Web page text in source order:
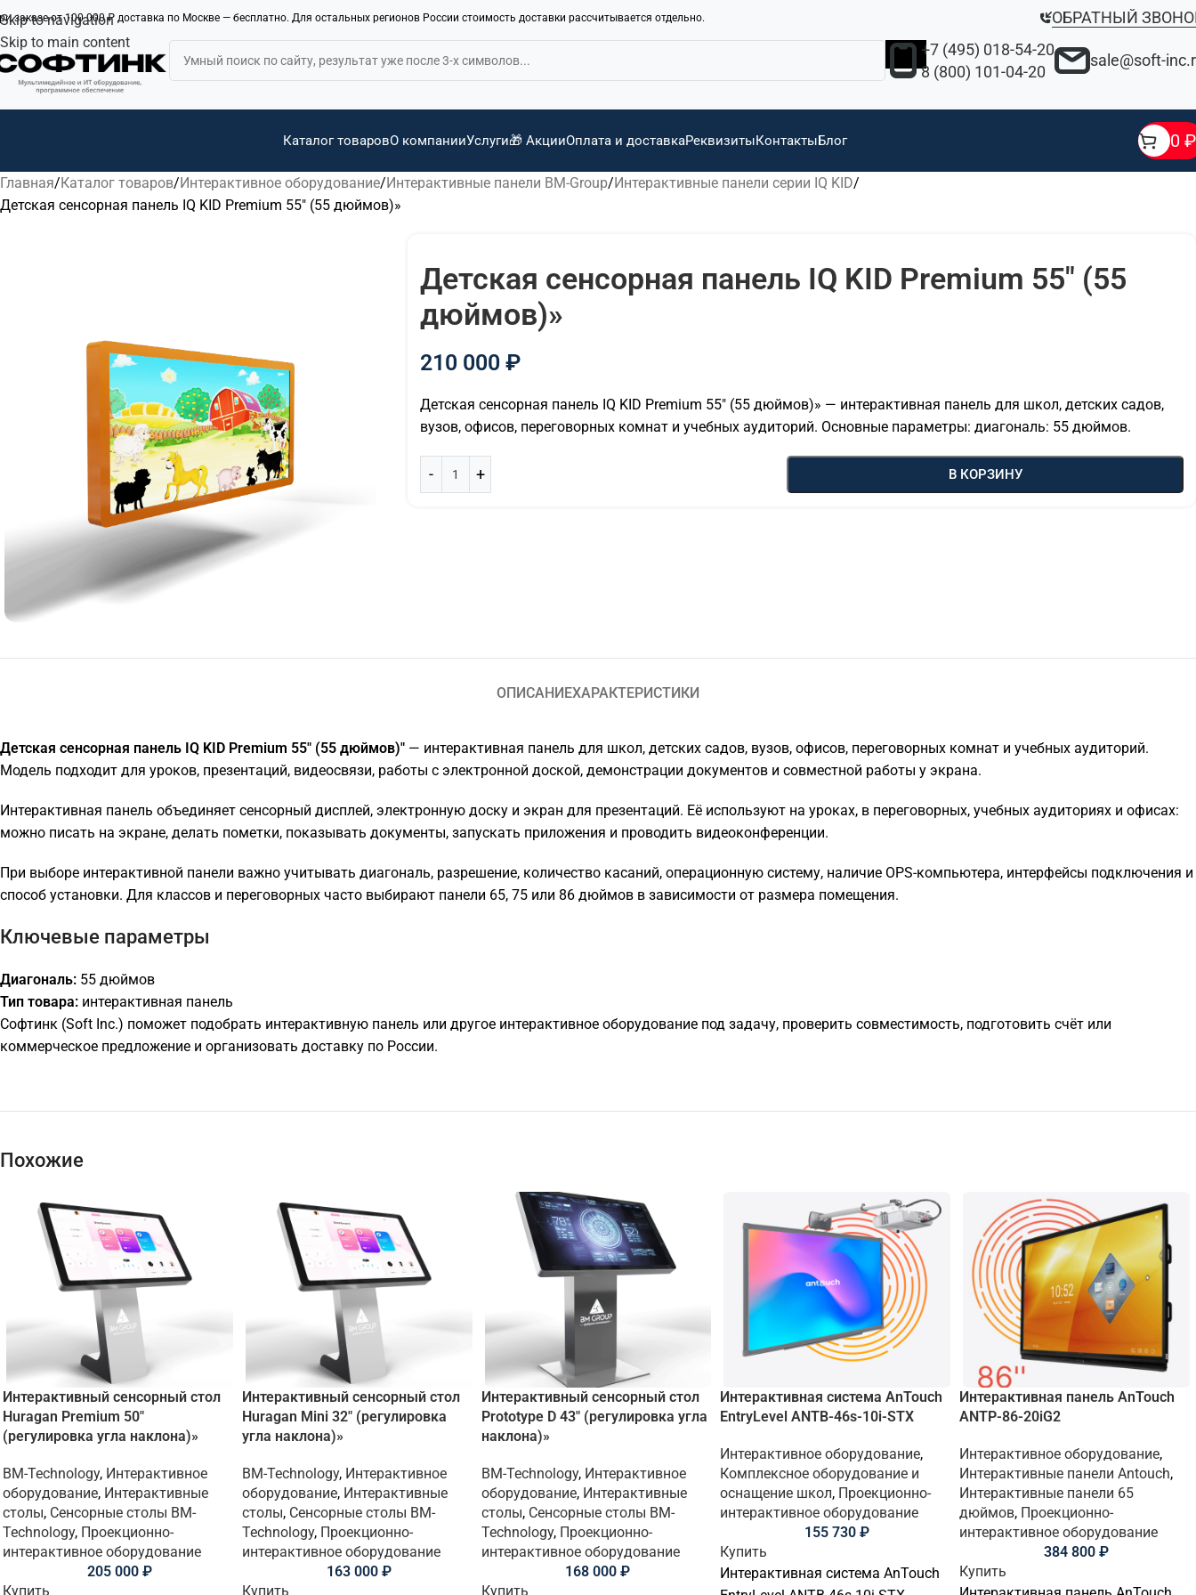
Skip to navigation
Skip to main content
заказе от 100 000 ₽ доставка по Москве — бесплатно. Для остальных регионов России стоимость доставки рассчитывается отдельно.
ОБРАТНЫЙ
+7 (495) 018-54-20
8 (800) 101-04-20
sale@soft-
Каталог товаровО компанииУслуги🎁 АкцииОплата и доставкаРеквизитыКонтактыБлог 0 ₽
Главная Каталог товаров Интерактивное оборудование Интерактивные панели BM-Group Интерактивные панели серии IQ KID
Детская сенсорная панель IQ KID Premium 55″ (55 дюймов)»
Детская сенсорная панель IQ KID Premium 55″ (55
дюймов)»
210 000 ₽
Детская сенсорная панель IQ KID Premium 55″ (55 дюймов)» — интерактивная панель для школ, детских садов,
вузов, офисов, переговорных комнат и учебных аудиторий. Основные параметры: диагональ: 55 дюймов.
В КОРЗИНУ
ОПИСАНИЕХАРАКТЕРИСТИКИ
Детская сенсорная панель IQ KID Premium 55" (55 дюймов)" — интерактивная панель для школ, детских садов, вузов, офисов, переговорных комнат и учебных аудиторий.
Модель подходит для уроков, презентаций, видеосвязи, работы с электронной доской, демонстрации документов и совместной работы у экрана.
Интерактивная панель объединяет сенсорный дисплей, электронную доску и экран для презентаций. Её используют на уроках, в переговорных, учебных аудиториях и офисах:
можно писать на экране, делать пометки, показывать документы, запускать приложения и проводить видеоконференции.
При выборе интерактивной панели важно учитывать диагональ, разрешение, количество касаний, операционную систему, наличие OPS-компьютера, интерфейсы подключения и
способ установки. Для классов и переговорных часто выбирают панели 65, 75 или 86 дюймов в зависимости от размера помещения.
Ключевые параметры
Диагональ: 55 дюймов
Тип товара: интерактивная панель
Софтинк (Soft Inc.) поможет подобрать интерактивную панель или другое интерактивное оборудование под задачу, проверить совместимость, подготовить счёт или
коммерческое предложение и организовать доставку по России.
Похожие
Интерактивный сенсорный стол
Huragan Premium 50″
(регулировка угла наклона)»
BM-Technology, Интерактивное
оборудование, Интерактивные
столы, Сенсорные столы BM-
Technology, Проекционно-
интерактивное оборудование
205 000 ₽
Купить
Интерактивный сенсорный стол
Huragan Mini 32″ (регулировка
угла наклона)»
BM-Technology, Интерактивное
оборудование, Интерактивные
столы, Сенсорные столы BM-
Technology, Проекционно-
интерактивное оборудование
163 000 ₽
Купить
Интерактивный сенсорный стол
Prototype D 43″ (регулировка угла
наклона)»
BM-Technology, Интерактивное
оборудование, Интерактивные
столы, Сенсорные столы BM-
Technology, Проекционно-
интерактивное оборудование
168 000₽
Купить
Интерактивная система AnTouch
EntryLevel ANTB-46s-10i-STX
Интерактивное оборудование,
Комплексное оборудование и
оснащение школ, Проекционно-
интерактивное оборудование
155 730₽
Купить
Интерактивная система AnTouch
Интерактивная панель AnTouch
ANTP-86-20iG2
Интерактивное оборудование,
Интерактивные панели Antouch,
Интерактивные панели 65
дюймов, Проекционно-
интерактивное оборудование
384 800₽
Купить